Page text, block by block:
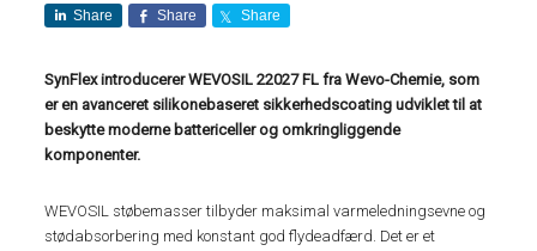
Share Share Share
SynFlex introducerer WEVOSIL 22027 FL fra Wevo-Chemie, som
er en avanceret silikonebaseret sikkerhedscoating udviklet til at
beskytte moderne battericeller og omkringliggende
komponenter.
WEVOSIL støbemasser tilbyder maksimal varmeledningsevne og
stødabsorbering med konstant god flydeadfærd. Det er et